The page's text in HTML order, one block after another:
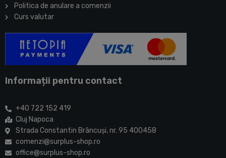
Politica de anulare a comenzii
Curs valutar
Informații pentru contact
+40 722 152 419
Cluj Napoca
Strada Constantin Brâncuşi, nr. 95 400458
comenzi@surplus-shop.ro
office@surplus-shop.ro